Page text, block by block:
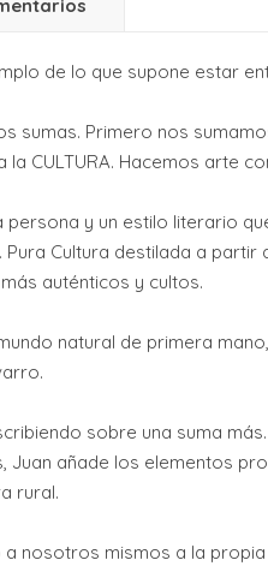
de lo que supone estar
sumas. Primero nos
la CULTURA. Hacemos arte
persona y un estilo literario
Cultura destilada a
auténticos y cultos.
natural de primera
sobre una suma
Juan añade los elementos
rural.
nosotros mismos a la